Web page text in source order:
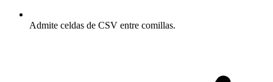
Admite celdas de CSV entre comillas.